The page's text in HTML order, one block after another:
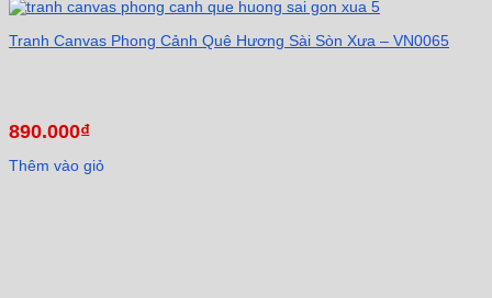
Tranh Canvas Phong Cảnh Quê Hương Sài Sòn Xưa – VN0065
890.000₫
Thêm vào giỏ